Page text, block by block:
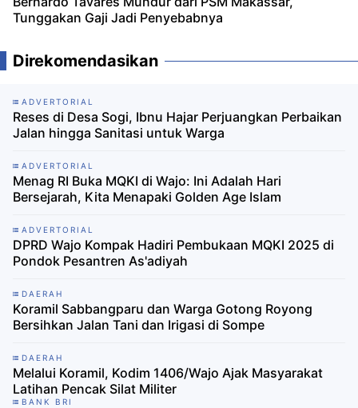
Tunggakan Gaji Jadi Penyebabnya
Direkomendasikan
ADVERTORIAL
Reses di Desa Sogi, Ibnu Hajar Perjuangkan Perbaikan
Jalan hingga Sanitasi untuk Warga
ADVERTORIAL
Menag RI Buka MQKI di Wajo: Ini Adalah Hari
Bersejarah, Kita Menapaki Golden Age Islam
ADVERTORIAL
DPRD Wajo Kompak Hadiri Pembukaan MQKI 2025 di
Pondok Pesantren As'adiyah
DAERAH
Koramil Sabbangparu dan Warga Gotong Royong
Bersihkan Jalan Tani dan Irigasi di Sompe
DAERAH
Melalui Koramil, Kodim 1406/Wajo Ajak Masyarakat
Latihan Pencak Silat Militer
BANK BRI